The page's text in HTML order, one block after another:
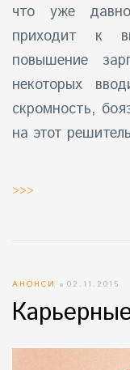
что уже
приходит к
повышение
некоторых
скромность,
на этот
>>>
АНОНСИ 02.11.2015